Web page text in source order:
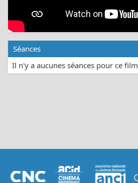
Séances
Il n'y a aucunes séances pour ce film